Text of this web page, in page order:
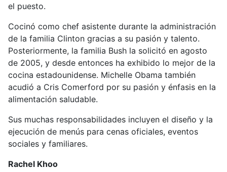
el puesto.
Cocinó como chef asistente durante la administración
de la familia Clinton gracias a su pasión y talento.
Posteriormente, la familia Bush la solicitó en agosto
de 2005, y desde entonces ha exhibido lo mejor de la
cocina estadounidense. Michelle Obama también
acudió a Cris Comerford por su pasión y énfasis en la
alimentación saludable.
Sus muchas responsabilidades incluyen el diseño y la
ejecución de menús para cenas oficiales, eventos
sociales y familiares.
Rachel Khoo